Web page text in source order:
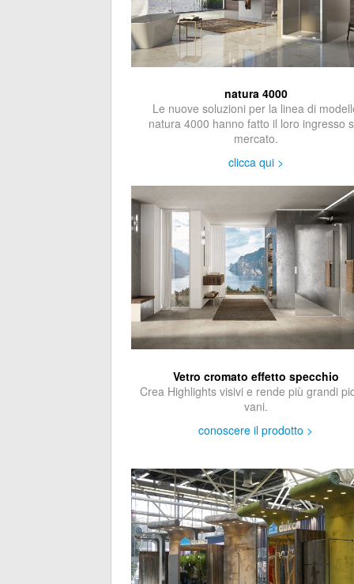
natura 4000
Le nuove soluzioni per la linea di
natura 4000 hanno fatto il loro ingresso
mercato.
clicca qui >
Vetro cromato effetto specchio
Crea Highlights visivi e rende più grandi
vani.
conoscere il prodotto >